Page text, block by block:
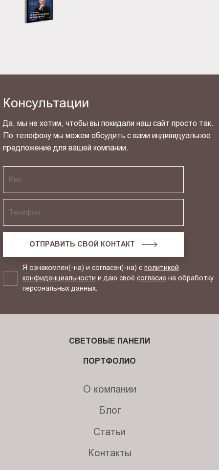
Консультации
Да, мы не хотим, чтобы вы покидали наш сайт просто так.
По телефону мы можем обсудить с вами индивидуальное
предложение для вашей компании.
ОТПРАВИТЬ СВОЙ КОНТАКТ
Я ознакомлен(-на) и согласен(-на) сполитикой
конфиденциальности и даю своёсогласие на обработку
персональных данных.
СВЕТОВЫЕ ПАНЕЛИ
ПОРТФОЛИО
О компании
Блог
Статьи
Контакты